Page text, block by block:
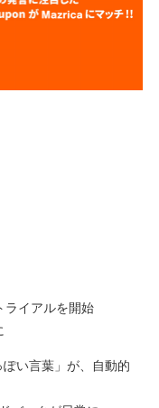
ライアルを開始
い言葉」が、自動的